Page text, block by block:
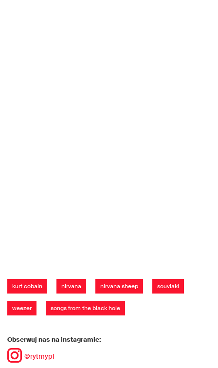
kurt cobain nirvana nirvana sheep souvlaki
weezer songs from the black hole
Obserwuj nas na instagramie:
@rytmypl